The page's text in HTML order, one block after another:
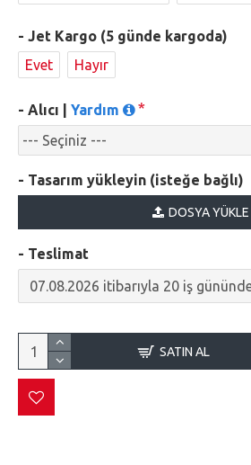
- Jet Kargo (5 günde kargoda)
Evet
Hayır
- Alıcı | Yardım
- Tasarım yükleyin (isteğe bağlı)
DOSYA YÜKLE
- Teslimat
SATIN AL